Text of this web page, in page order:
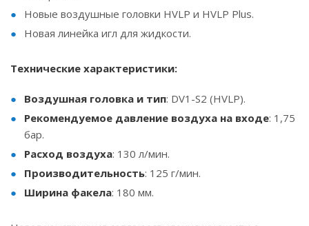
Новые воздушные головки HVLP и HVLP Plus.
Новая линейка игл для жидкости.
Технические характеристики:
Воздушная головка и тип: DV1-S2 (HVLP).
Рекомендуемое давление воздуха на входе: 1,75
бар.
Расход воздуха: 130 л/мин.
Производительность: 125 г/мин.
Ширина факела: 180 мм.